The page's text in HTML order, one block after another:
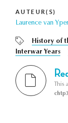
AUTEUR(S)
Laurence van
History of
Interwar Years
This